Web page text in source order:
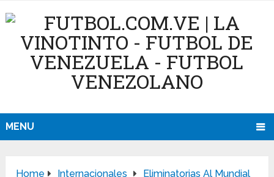
MENU
Home Internacionales Eliminatorias Al Mundial